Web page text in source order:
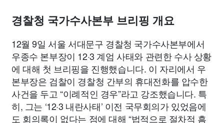
경찰청 국가수사본부 브리핑 개요
12월 9일 서울 서대문구 경찰청 국가수사본부에서
우종수 본부장이 12·3 계엄 사태와 관련한 수사 상황
에 대해 첫 브리핑을 진행했습니다. 이 자리에서 우
본부장은 검찰이 경찰청 간부의 휴대전화를 압수한
사건을 두고 “이례적인 경우”라고 강조했습니다. 특
히, 그는 ‘12·3 내란사태’ 이전 국무회의가 있었음에
도 회의록이 없다는 점에 대해 “법적으로 절차적 흠